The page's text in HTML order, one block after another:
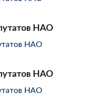
НАО
НАО